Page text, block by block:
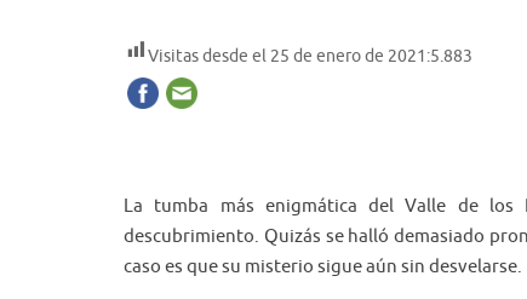
Visitas desde el 25 de enero de 2021:5.883
La tumba más enigmática del Valle de los
descubrimiento. Quizás se halló demasiado
caso es que su misterio sigue aún sin desvelarse.